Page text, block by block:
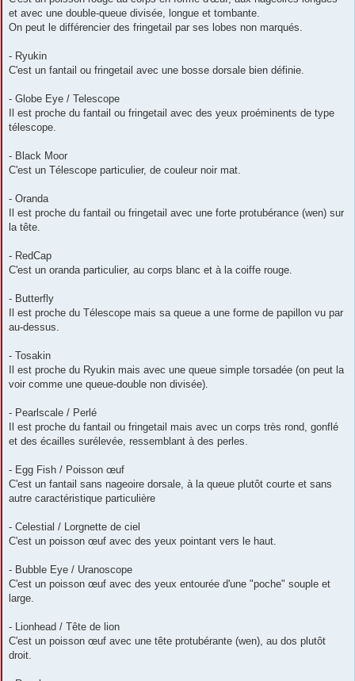
et avec une double-queue divisée, longue et tombante.
On peut le différencier des fringetail par ses lobes non marqués.
- Ryukin
C'est un fantail ou fringetail avec une bosse dorsale bien définie.
- Globe Eye / Telescope
Il est proche du fantail ou fringetail avec des yeux proéminents de type
télescope.
- Black Moor
C'est un Télescope particulier, de couleur noir mat.
- Oranda
Il est proche du fantail ou fringetail avec une forte protubérance (wen) sur
la tête.
- RedCap
C'est un oranda particulier, au corps blanc et à la coiffe rouge.
- Butterfly
Il est proche du Télescope mais sa queue a une forme de papillon vu par
au-dessus.
- Tosakin
Il est proche du Ryukin mais avec une queue simple torsadée (on peut la
voir comme une queue-double non divisée).
- Pearlscale / Perlé
Il est proche du fantail ou fringetail mais avec un corps très rond, gonflé
et des écailles surélevée, ressemblant à des perles.
- Egg Fish / Poisson œuf
C'est un fantail sans nageoire dorsale, à la queue plutôt courte et sans
autre caractéristique particulière
- Celestial / Lorgnette de ciel
C'est un poisson œuf avec des yeux pointant vers le haut.
- Bubble Eye / Uranoscope
C'est un poisson œuf avec des yeux entourée d'une "poche" souple et
large.
- Lionhead / Tête de lion
C'est un poisson œuf avec une tête protubérante (wen), au dos plutôt
droit.